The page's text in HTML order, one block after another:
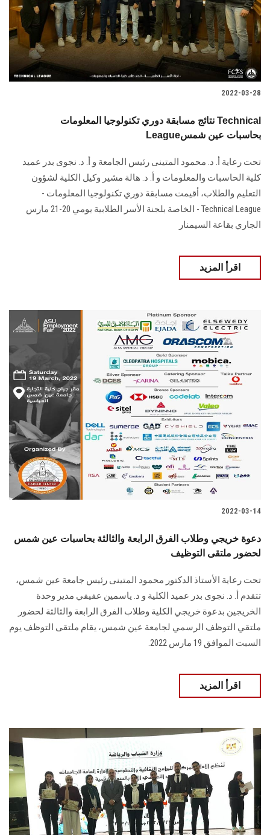
2022-03-28
نتائج مسابقة دوري تكنولوجيا المعلومات Technical
Leagueبحاسبات عين شمس
تحت رعاية أ. د. محمود المتينى رئيس الجامعة و أ. د. نجوى بدر عميد
كلية الحاسبات والمعلومات و أ. د. هالة مشير وكيل الكلية لشؤون
التعليم والطلاب، أقيمت مسابقة دوري تكنولوجيا المعلومات -
Technical League - الخاصة بلجنة الأسر الطلابية يومي 20-21 مارس
الجاري بقاعة السيمنار
اقرأ المزيد
2022-03-14
دعوة خريجي وطلاب الفرق الرابعة والثالثة بحاسبات عين شمس
لحضور ملتقى التوظيف
تحت رعاية الأستاذ الدكتور محمود المتينى رئيس جامعة عين شمس،
تتقدم أ. د. نجوى بدر عميد الكلية و د. ياسمين عفيفي مدير وحدة
الخريجين بدعوة خريجي الكلية وطلاب الفرق الرابعة والثالثة لحضور
ملتقي التوظف الرسمي لجامعة عين شمس، يقام ملتقى التوظف يوم
السبت الموافق 19 مارس 2022.
اقرأ المزيد